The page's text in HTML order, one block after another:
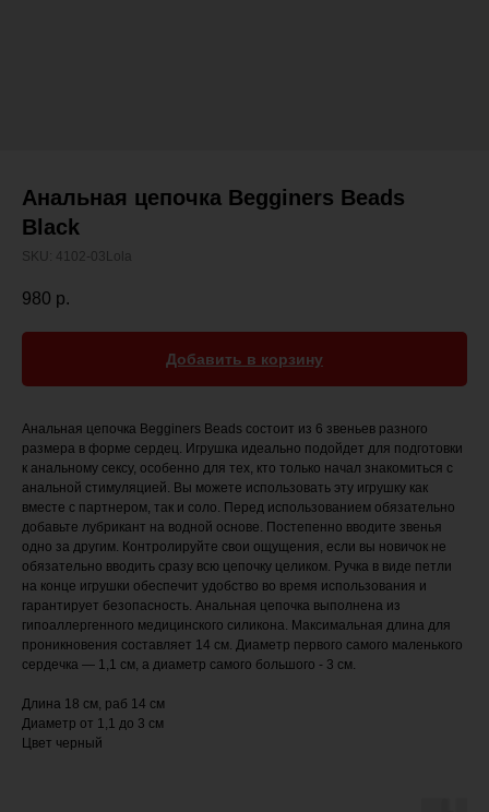
Анальная цепочка Begginers Beads
Black
SKU: 4102-03Lola
980 р.
Добавить в корзину
Анальная цепочка Begginers Beads состоит из 6 звеньев разного
размера в форме сердец. Игрушка идеально подойдет для подготовки
к анальному сексу, особенно для тех, кто только начал знакомиться с
анальной стимуляцией. Вы можете использовать эту игрушку как
вместе с партнером, так и соло. Перед использованием обязательно
добавьте лубрикант на водной основе. Постепенно вводите звенья
одно за другим. Контролируйте свои ощущения, если вы новичок не
обязательно вводить сразу всю цепочку целиком. Ручка в виде петли
на конце игрушки обеспечит удобство во время использования и
гарантирует безопасность. Анальная цепочка выполнена из
гипоаллергенного медицинского силикона. Максимальная длина для
проникновения составляет 14 см. Диаметр первого самого маленького
сердечка — 1,1 см, а диаметр самого большого - 3 см.
Длина 18 см, раб 14 см
Диаметр от 1,1 до 3 см
Цвет черный